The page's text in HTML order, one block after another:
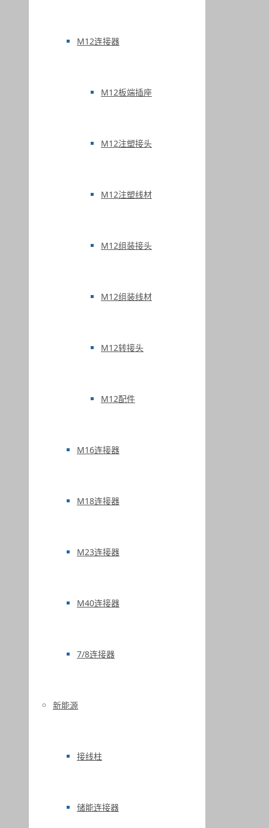
M12连接器
M12板端插座
M12注塑接头
M12注塑线材
M12组装接头
M12组装线材
M12转接头
M12配件
M16连接器
M18连接器
M23连接器
M40连接器
7/8连接器
新能源
接线柱
储能连接器